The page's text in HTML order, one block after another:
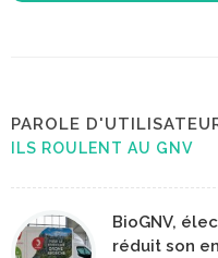
PAROLE
ILS ROULENT AU GNV
BioGNV,
réduit son